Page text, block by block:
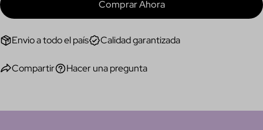
Comprar Ahora
Envio a todo el país Calidad garantizada
Compartir Hacer una pregunta